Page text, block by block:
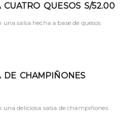
CUATRO QUESOS S/52.00
salsa hecha a base de quesos
DE CHAMPIÑONES
una deliciosa salsa de champiñones